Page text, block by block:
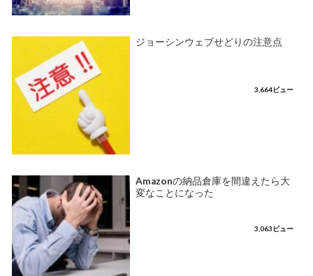
ジョーシンウェブせどりの注意点
3,664ビュー
Amazonの納品倉庫を間違えたら大
変なことになった
3,063ビュー